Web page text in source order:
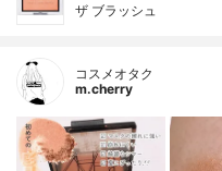
ザ ブラッシュ
コスメオタク
m.cherry